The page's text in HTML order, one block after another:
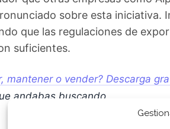
sobre esta iniciativa.
que las regulaciones de
suficientes.
mantener o vender? Descarga
andabas buscando.